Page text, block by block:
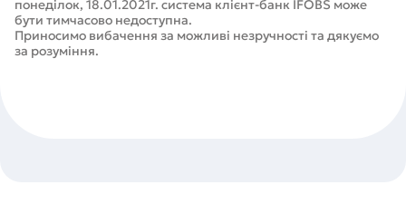
понеділок, 18.01.2021г. система клієнт-банк IFOBS може
бути тимчасово недоступна.
Приносимо вибачення за можливі незручності та дякуємо
за розуміння.